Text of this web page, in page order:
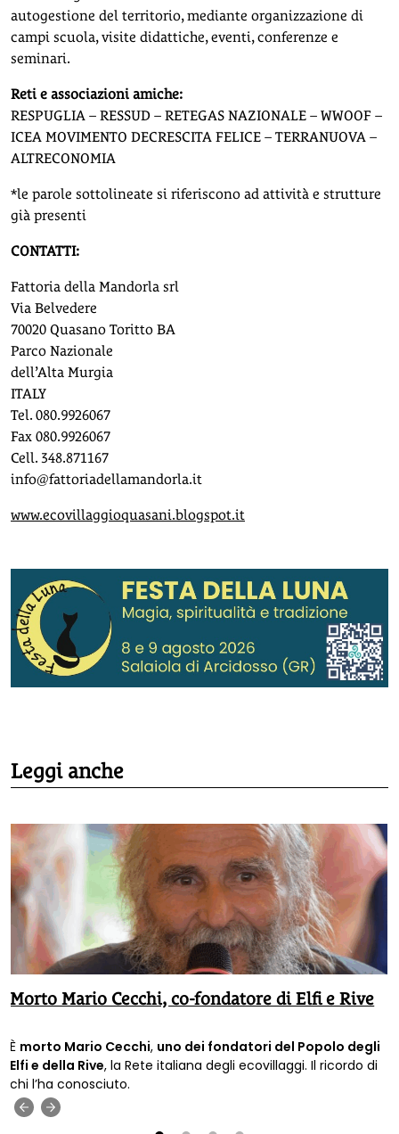
autogestione del territorio, mediante organizzazione di
campi scuola, visite didattiche, eventi, conferenze e
seminari.
Reti e associazioni amiche:
RESPUGLIA – RESSUD – RETEGAS NAZIONALE – WWOOF –
ICEA MOVIMENTO DECRESCITA FELICE – TERRANUOVA –
ALTRECONOMIA
*le parole sottolineate si riferiscono ad attività e strutture
già presenti
CONTATTI:
Fattoria della Mandorla srl
Via Belvedere
70020 Quasano Toritto BA
Parco Nazionale
dell’Alta Murgia
ITALY
Tel. 080.9926067
Fax 080.9926067
Cell. 348.871167
info@fattoriadellamandorla.it
www.ecovillaggioquasani.blogspot.it
Leggi anche
Morto Mario Cecchi, co-fondatore di Elfi e Rive
È morto Mario Cecchi, uno dei fondatori del Popolo degli
Elfi e della Rive, la Rete italiana degli ecovillaggi. Il ricordo di
chi l’ha conosciuto.